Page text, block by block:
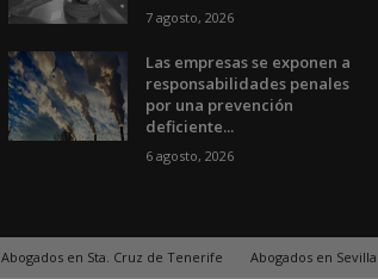
7 agosto, 2026
Las empresas se exponen a
responsabilidades penales
por una prevención
deficiente...
6 agosto, 2026
Abogados en Sta. Cruz de Tenerife Abogados en Sevilla